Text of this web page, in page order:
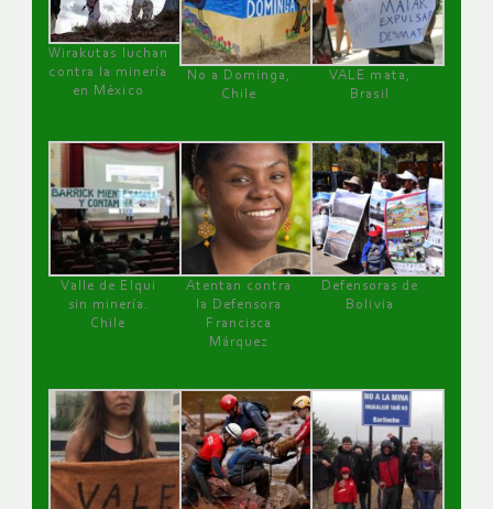
Wirakutas luchan
contra la minería
en México
No a Dominga,
Chile
VALE mata,
Brasil
Valle de Elqui
sin minería.
Chile
Atentan contra
la Defensora
Francisca
Márquez
Defensoras de
Bolivia